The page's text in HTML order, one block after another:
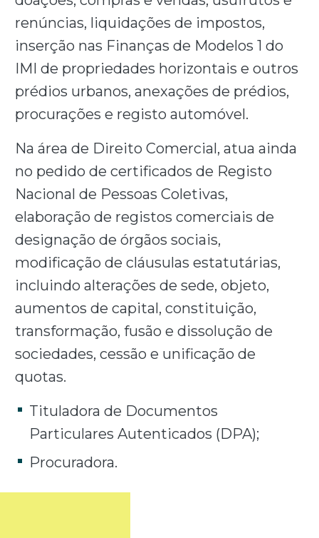
renúncias, liquidações de impostos,
inserção nas Finanças de Modelos 1 do
IMI de propriedades horizontais e outros
prédios urbanos, anexações de prédios,
procurações e registo automóvel.
Na área de Direito Comercial, atua ainda
no pedido de certificados de Registo
Nacional de Pessoas Coletivas,
elaboração de registos comerciais de
designação de órgãos sociais,
modificação de cláusulas estatutárias,
incluindo alterações de sede, objeto,
aumentos de capital, constituição,
transformação, fusão e dissolução de
sociedades, cessão e unificação de
quotas.
Tituladora de Documentos
Particulares Autenticados (DPA);
Procuradora.